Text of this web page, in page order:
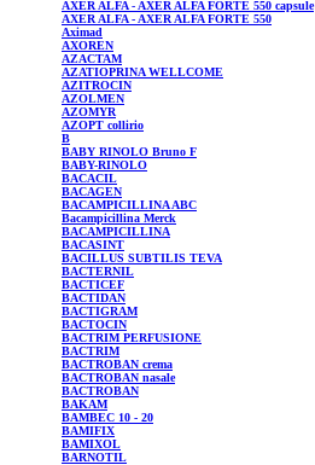
AXER ALFA - AXER ALFA FORTE 550 capsule
AXER ALFA - AXER ALFA FORTE 550
Aximad
AXOREN
AZACTAM
AZATIOPRINAWELLCOME
AZITROCIN
AZOLMEN
AZOMYR
AZOPT collirio
B
BABY RINOLO Bruno F
BABY-RINOLO
BACACIL
BACAGEN
BACAMPICILLINAABC
Bacampicillina Merck
BACAMPICILLINA
BACASINT
BACILLUS SUBTILIS TEVA
BACTERNIL
BACTICEF
BACTIDAN
BACTIGRAM
BACTOCIN
BACTRIM PERFUSIONE
BACTRIM
BACTROBAN crema
BACTROBAN nasale
BACTROBAN
BAKAM
BAMBEC 10 - 20
BAMIFIX
BAMIXOL
BARNOTIL